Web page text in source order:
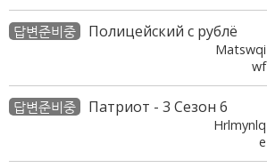
답변준비중 Полицейский с рублё
Matswqi
wf
답변준비중 Патриот - 3 Сезон 6
Hrlmynlq
e